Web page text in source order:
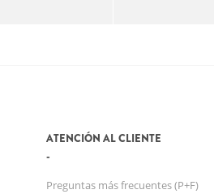
ATENCIÓN AL CLIENTE
Preguntas más frecuentes (P+F)